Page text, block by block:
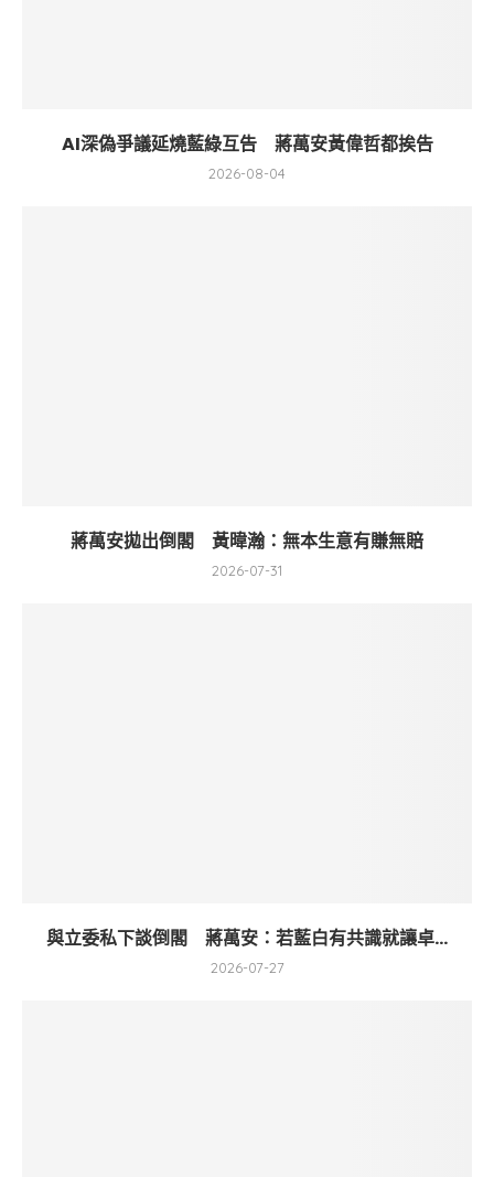
AI深偽爭議延燒藍綠互告 蔣萬安黃偉哲都挨告
2026-08-04
蔣萬安拋出倒閣 黃暐瀚：無本生意有賺無賠
2026-07-31
與立委私下談倒閣 蔣萬安：若藍白有共識就讓卓...
2026-07-27